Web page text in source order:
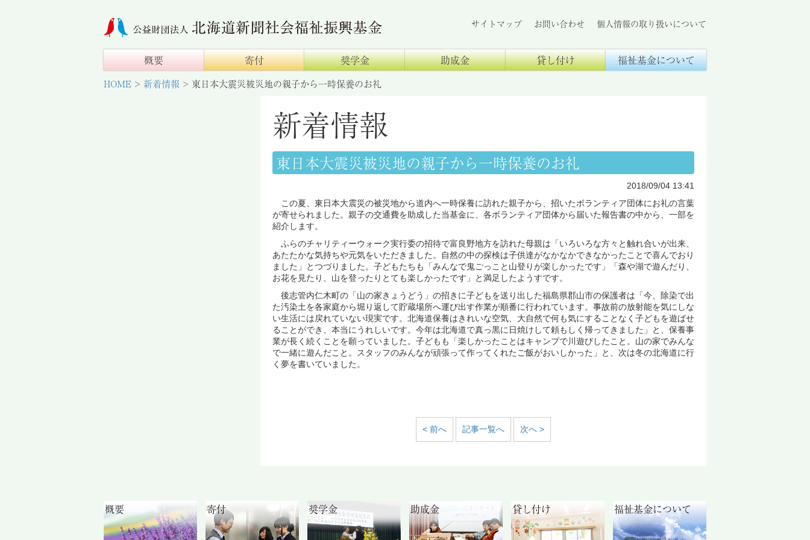
サイトマップ お問い合わせ 個人情報の取り扱いについて
概要 寄付 奨学金 助成金 貸し付け 福祉基金について
HOME > 新着情報 > 東日本大震災被災地の親子から一時保養のお礼
新着情報
東日本大震災被災地の親子から一時保養のお礼
2018/09/04 13:41
この夏、東日本大震災の被災地から道内へ一時保養に訪れた親子から、招いたボランティア団体にお礼の言葉
が寄せられました。親子の交通費を助成した当基金に、各ボランティア団体から届いた報告書の中から、一部を
紹介します。
ふらのチャリティーウォーク実行委の招待で富良野地方を訪れた母親は「いろいろな方々と触れ合いが出来、
あたたかな気持ちや元気をいただきました。自然の中の探検は子供達がなかなかできなかったことで喜んでおり
ました」とつづりました。子どもたちも「みんなで鬼ごっこと山登りが楽しかったです」「森や湖で遊んだり、
お花を見たり、山を登ったりとても楽しかったです」と満足したようすです。
後志管内仁木町の「山の家きょうどう」の招きに子どもを送り出した福島県郡山市の保護者は「今、除染で出
た汚染土を各家庭から堀り返して貯蔵場所へ運び出す作業が順番に行われています。事故前の放射能を気にしな
い生活には戻れていない現実です。北海道保養はきれいな空気、大自然で何も気にすることなく子どもを遊ばせ
ることができ、本当にうれしいです。今年は北海道で真っ黒に日焼けして頼もしく帰ってきました」と、保養事
業が長く続くことを願っていました。子どもも「楽しかったことはキャンプで川遊びしたこと。山の家でみんな
で一緒に遊んだこと。スタッフのみんなが頑張って作ってくれたご飯がおいしかった」と、次は冬の北海道に行
く夢を書いていました。
< 前へ 記事一覧へ 次へ >
概要 寄付 奨学金 助成金 貸し付け 福祉基金について